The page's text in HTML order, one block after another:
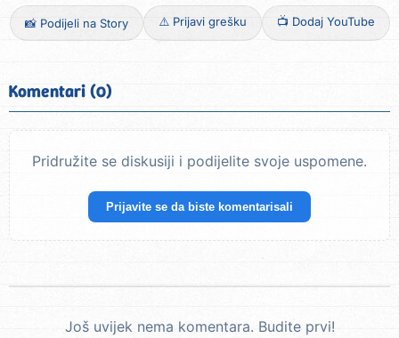
📸 Podijeli na Story ⚠️ Prijavi grešku 📺 Dodaj YouTube
Komentari (0)
Pridružite se diskusiji i podijelite svoje uspomene.
Prijavite se da biste komentarisali
Još uvijek nema komentara. Budite prvi!